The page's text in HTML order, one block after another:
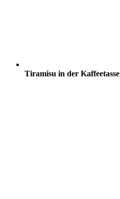
Tiramisu in der Kaffeetasse